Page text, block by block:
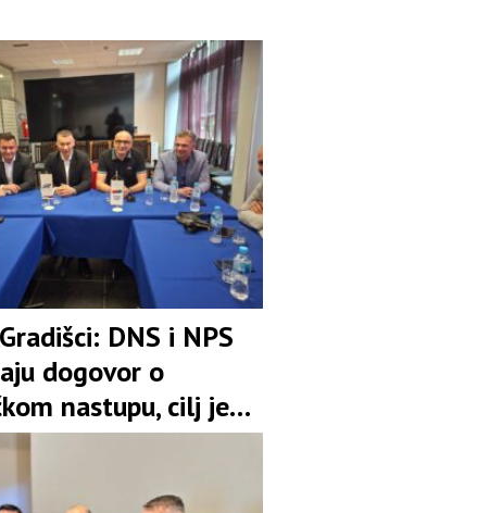
DNS i NPS
dogovor o
nastupu, cilj je
u koaliciji